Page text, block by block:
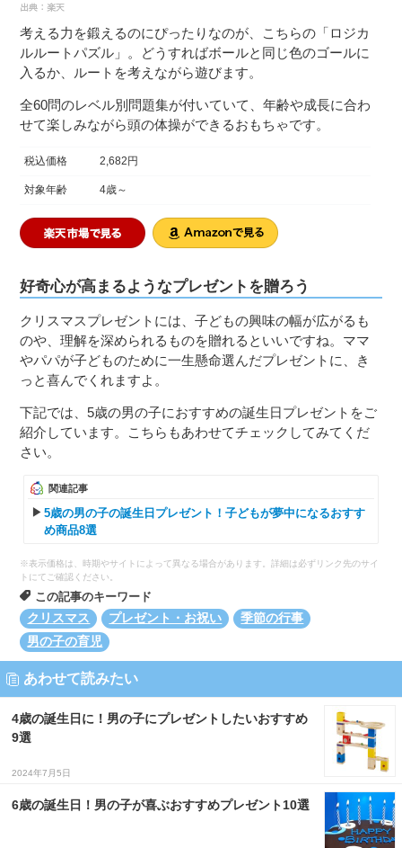
考える力を鍛えるのにぴったりなのが、こちらの「ロジカ
ルルートパズル」。どうすればボールと同じ色のゴールに
入るか、ルートを考えながら遊びます。
全60問のレベル別問題集が付いていて、年齢や成長に合わ
せて楽しみながら頭の体操ができるおもちゃです。
税込価格 2,682円
対象年齢 4歳～
好奇心が高まるようなプレゼントを贈ろう
クリスマスプレゼントには、子どもの興味の幅が広がるも
のや、理解を深められるものを贈れるといいですね。ママ
やパパが子どものために一生懸命選んだプレゼントに、き
っと喜んでくれますよ。
下記では、5歳の男の子におすすめの誕生日プレゼントをご
紹介しています。こちらもあわせてチェックしてみてくだ
さい。
関連記事
5歳の男の子の誕生日プレゼント！子どもが夢中になるおすす
め商品8選
※表示価格は、時期やサイトによって異なる場合があります。詳細は必ずリンク先のサイ
トにてご確認ください。
この記事のキーワード
クリスマス
プレゼント・お祝い
季節の行事
男の子の育児
あわせて読みたい
4歳の誕生日に！男の子にプレゼントしたいおすすめ
9選
2024年7月5日
6歳の誕生日！男の子が喜ぶおすすめプレゼント10選